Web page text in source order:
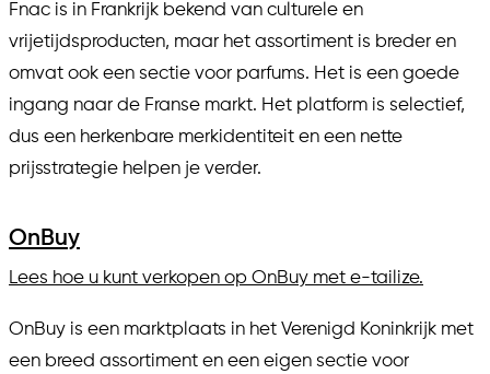
Fnac is in Frankrijk bekend van culturele en
vrijetijdsproducten, maar het assortiment is breder en
omvat ook een sectie voor parfums. Het is een goede
ingang naar de Franse markt. Het platform is selectief,
dus een herkenbare merkidentiteit en een nette
prijsstrategie helpen je verder.
OnBuy
Lees hoe u kunt verkopen op OnBuy met e-tailize.
OnBuy is een marktplaats in het Verenigd Koninkrijk met
een breed assortiment en een eigen sectie voor